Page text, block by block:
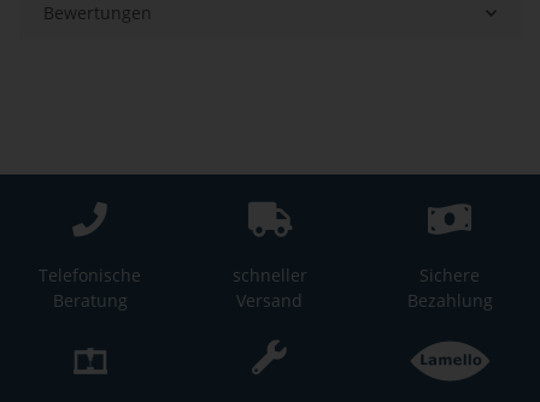
Bewertungen
Telefonische
Beratung
schneller
Versand
Sichere
Bezahlung